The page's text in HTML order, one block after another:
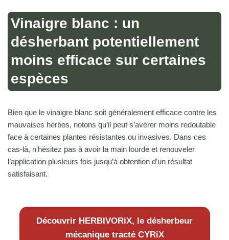
Vinaigre blanc : un
désherbant potentiellement
moins efficace sur certaines
espèces
Bien que le vinaigre blanc soit généralement efficace contre les
mauvaises herbes, notons qu’il peut s’avérer moins redoutable
face à certaines plantes résistantes ou invasives. Dans ces
cas-là, n’hésitez pas à avoir la main lourde et renouveler
l’application plusieurs fois jusqu’à obtention d’un résultat
satisfaisant.
Découvrir HERBIVORiX, le désherbeur
mécanique tracté CYRiX